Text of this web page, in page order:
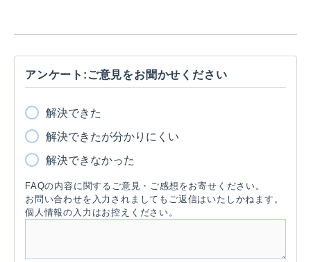
アンケート:ご意見をお聞かせください
解決できた
解決できたが分かりにくい
解決できなかった
FAQの内容に関するご意見・ご感想をお寄せください。
お問い合わせを入力されましてもご返信はいたしかねます。
個人情報の入力はお控えください。